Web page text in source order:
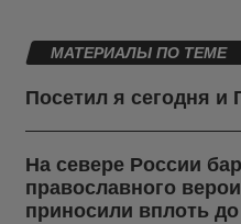
МАТЕРИАЛЫ ПО ТЕМЕ
Посетил я сегодня и
На севере России
православного
приносили вплоть